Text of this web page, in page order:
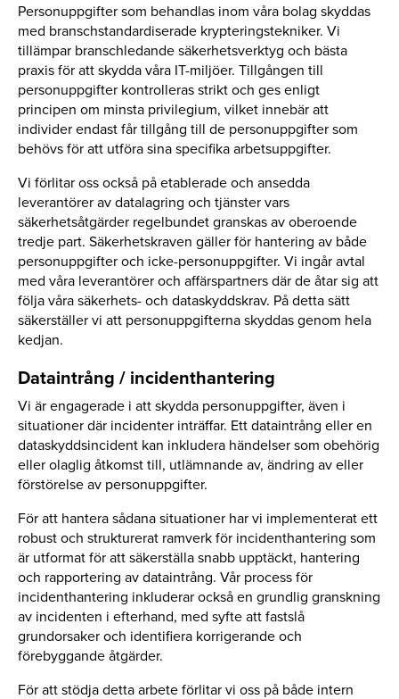
Personuppgifter som behandlas inom våra bolag skyddas
med branschstandardiserade krypteringstekniker. Vi
tillämpar branschledande säkerhetsverktyg och bästa
praxis för att skydda våra IT-miljöer. Tillgången till
personuppgifter kontrolleras strikt och ges enligt
principen om minsta privilegium, vilket innebär att
individer endast får tillgång till de personuppgifter som
behövs för att utföra sina specifika arbetsuppgifter.
Vi förlitar oss också på etablerade och ansedda
leverantörer av datalagring och tjänster vars
säkerhetsåtgärder regelbundet granskas av oberoende
tredje part. Säkerhetskraven gäller för hantering av både
personuppgifter och icke-personuppgifter. Vi ingår avtal
med våra leverantörer och affärspartners där de åtar sig att
följa våra säkerhets- och dataskyddskrav. På detta sätt
säkerställer vi att personuppgifterna skyddas genom hela
kedjan.
Dataintrång / incidenthantering
Vi är engagerade i att skydda personuppgifter, även i
situationer där incidenter inträffar. Ett dataintrång eller en
dataskyddsincident kan inkludera händelser som obehörig
eller olaglig åtkomst till, utlämnande av, ändring av eller
förstörelse av personuppgifter.
För att hantera sådana situationer har vi implementerat ett
robust och strukturerat ramverk för incidenthantering som
är utformat för att säkerställa snabb upptäckt, hantering
och rapportering av dataintrång. Vår process för
incidenthantering inkluderar också en grundlig granskning
av incidenten i efterhand, med syfte att fastslå
grundorsaker och identifiera korrigerande och
förebyggande åtgärder.
För att stödja detta arbete förlitar vi oss på både intern